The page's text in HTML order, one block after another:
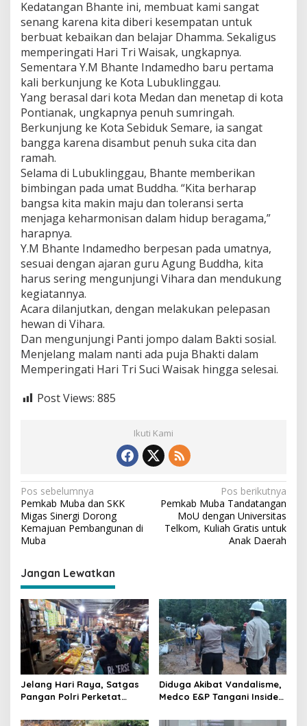
Kedatangan Bhante ini, membuat kami sangat
senang karena kita diberi kesempatan untuk
berbuat kebaikan dan belajar Dhamma. Sekaligus
memperingati Hari Tri Waisak, ungkapnya.
Sementara Y.M Bhante Indamedho baru pertama
kali berkunjung ke Kota Lubuklinggau.
Yang berasal dari kota Medan dan menetap di kota
Pontianak, ungkapnya penuh sumringah.
Berkunjung ke Kota Sebiduk Semare, ia sangat
bangga karena disambut penuh suka cita dan
ramah.
Selama di Lubuklinggau, Bhante memberikan
bimbingan pada umat Buddha. “Kita berharap
bangsa kita makin maju dan toleransi serta
menjaga keharmonisan dalam hidup beragama,”
harapnya.
Y.M Bhante Indamedho berpesan pada umatnya,
sesuai dengan ajaran guru Agung Buddha, kita
harus sering mengunjungi Vihara dan mendukung
kegiatannya.
Acara dilanjutkan, dengan melakukan pelepasan
hewan di Vihara.
Dan mengunjungi Panti jompo dalam Bakti sosial.
Menjelang malam nanti ada puja Bhakti dalam
Memperingati Hari Tri Suci Waisak hingga selesai.
Post Views: 885
Ikuti Kami
N
a
v
i
g
a
s
i
p
o
s
Pos sebelumnya
Pemkab Muba dan SKK
Migas Sinergi Dorong
Kemajuan Pembangunan di
Muba
Pos berikutnya
Pemkab Muba Tandatangan
MoU dengan Universitas
Telkom, Kuliah Gratis untuk
Anak Daerah
Jangan Lewatkan
Jelang Hari Raya, Satgas
Pangan Polri Perketat
Pangan Berbahaya di
Diduga Akibat Vandalisme,
Medco E&P Tangani Insiden